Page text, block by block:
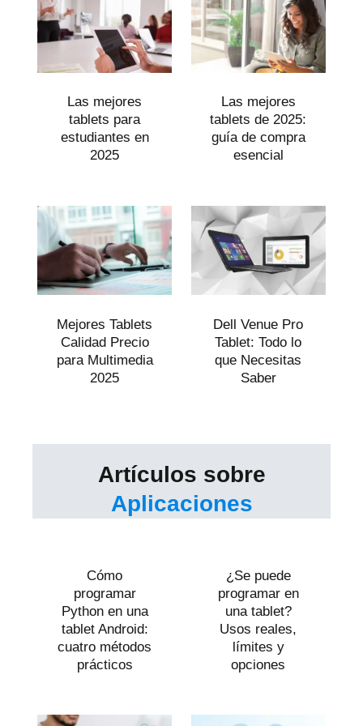
Las mejores
tablets para
estudiantes en
2025
Las mejores
tablets de 2025:
guía de compra
esencial
Mejores Tablets
Calidad Precio
para Multimedia
2025
Dell Venue Pro
Tablet: Todo lo
que Necesitas
Saber
Artículos sobre
Aplicaciones
Cómo
programar
Python en una
tablet Android:
cuatro métodos
prácticos
¿Se puede
programar en
una tablet?
Usos reales,
límites y
opciones